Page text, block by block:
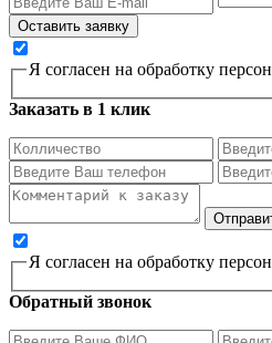
Я согласен на обработку
Заказать в 1 клик
Я согласен на обработку
Обратный звонок